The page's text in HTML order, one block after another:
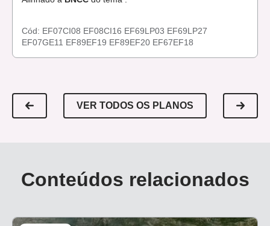
Cód: EF07CI08 EF08CI16 EF69LP03 EF69LP27
EF07GE11 EF89EF19 EF89EF20 EF67EF18
VER TODOS OS PLANOS
Conteúdos relacionados